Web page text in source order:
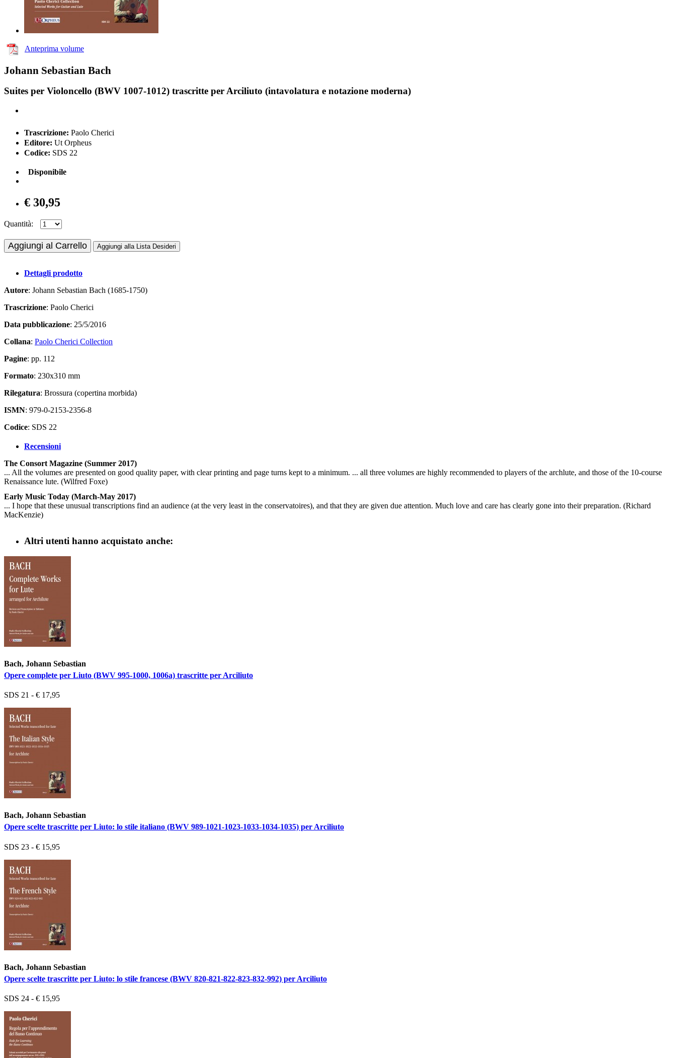
Anteprima volume
Johann Sebastian Bach
Suites per Violoncello (BWV 1007-1012) trascritte per Arciliuto (intavolatura e notazione moderna)
Trascrizione: Paolo Cherici
Editore: Ut Orpheus
Codice: SDS 22
Disponibile
€ 30,95
Quantità:
Aggiungi al Carrello Aggiungi alla Lista Desideri
Dettagli prodotto
Autore: Johann Sebastian Bach (1685-1750)
Trascrizione: Paolo Cherici
Data pubblicazione: 25/5/2016
Collana: Paolo Cherici Collection
Pagine: pp. 112
Formato: 230x310 mm
Rilegatura: Brossura (copertina morbida)
ISMN: 979-0-2153-2356-8
Codice: SDS 22
Recensioni
The Consort Magazine (Summer 2017)
... All the volumes are presented on good quality paper, with clear printing and page turns kept to a minimum. ... all three volumes are highly recommended to players of the archlute, and those of the 10-course
Renaissance lute. (Wilfred Foxe)
Early Music Today (March-May 2017)
... I hope that these unusual transcriptions find an audience (at the very least in the conservatoires), and that they are given due attention. Much love and care has clearly gone into their preparation. (Richard
MacKenzie)
Altri utenti hanno acquistato anche:
Bach, Johann Sebastian
Opere complete per Liuto (BWV 995-1000, 1006a) trascritte per Arciliuto
SDS 21 - € 17,95
Bach, Johann Sebastian
Opere scelte trascritte per Liuto: lo stile italiano (BWV 989-1021-1023-1033-1034-1035) per Arciliuto
SDS 23 - € 15,95
Bach, Johann Sebastian
Opere scelte trascritte per Liuto: lo stile francese (BWV 820-821-822-823-832-992) per Arciliuto
SDS 24 - € 15,95